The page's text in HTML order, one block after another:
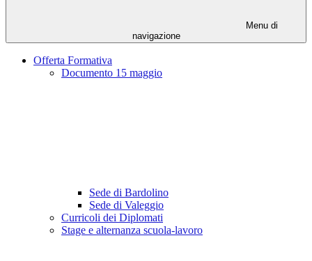
Menu di
navigazione
Offerta Formativa
Documento 15 maggio
Sede di Bardolino
Sede di Valeggio
Curricoli dei Diplomati
Stage e alternanza scuola-lavoro